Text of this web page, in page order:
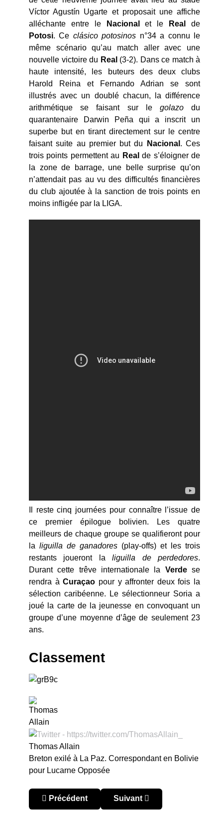
Víctor Agustín Ugarte et proposait une affiche
alléchante entre le
Nacional et le Real
de
Potosi. Ce clásico potosinos n°34 a connu le
même scénario qu’au match aller avec une
nouvelle victoire du Real (3-2). Dans ce match à
haute intensité, les buteurs des deux clubs
Harold Reina et Fernando Adrian se sont
illustrés avec un doublé chacun, la différence
arithmétique se faisant sur le golazodu
quarantenaire Darwin Peña qui a inscrit un
superbe but en tirant directement sur le centre
faisant suite au premier but du
Nacional . Ces
trois points permettent au Real de s’éloigner de
la zone de barrage, une belle surprise qu’on
n’attendait pas au vu des difficultés financières
du club ajoutée à la sanction de trois points en
moins infligée par la LIGA.
Il reste cinq journées pour connaître l’issue de
ce premier épilogue bolivien. Les quatre
meilleurs de chaque groupe se qualifieront pour
la liguilla de ganadores (play-offs) et les trois
restants joueront laliguilla de perdedores.
Durant cette trêve internationale la Verdese
rendra àCuraçao pour y affronter deux fois la
sélection caribéenne. Le sélectionneur Soria a
joué la carte de la jeunesse en convoquant un
groupe d’une moyenne d’âge de seulement 23
ans.
Classement
Thomas Allain
Breton exilé à La Paz. Correspondant en Bolivie
pour Lucarne Opposée
Article précédent : Bolivie – Apertura 2018 :
Précédent Article suivant : Affaire Julio
Suivant